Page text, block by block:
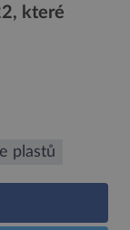
které
plastů